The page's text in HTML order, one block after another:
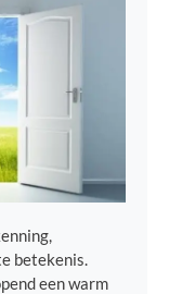
betekenis.
een warm